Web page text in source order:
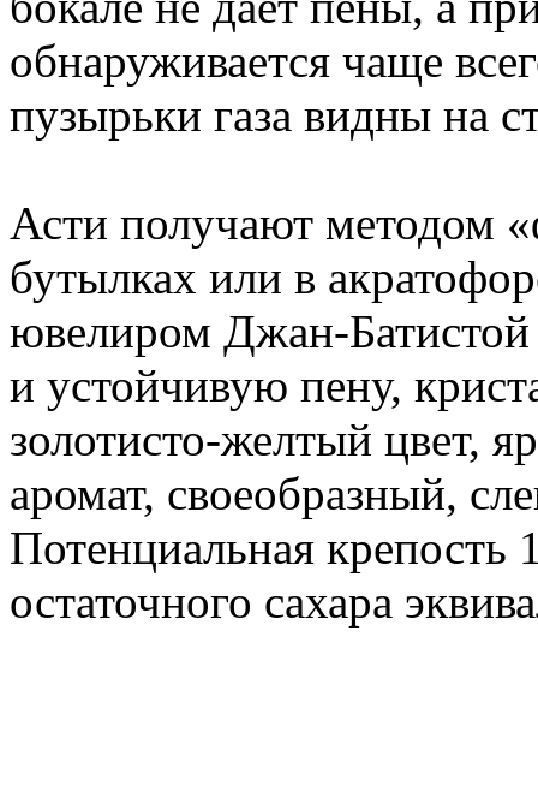
обнаруживается чаще
пузырьки газа видны на
Асти получают методом
бутылках или в
ювелиром Джан-
и устойчивую пену,
золотисто-желтый цвет,
аромат, своеобразный,
Потенциальная
остаточного сахара